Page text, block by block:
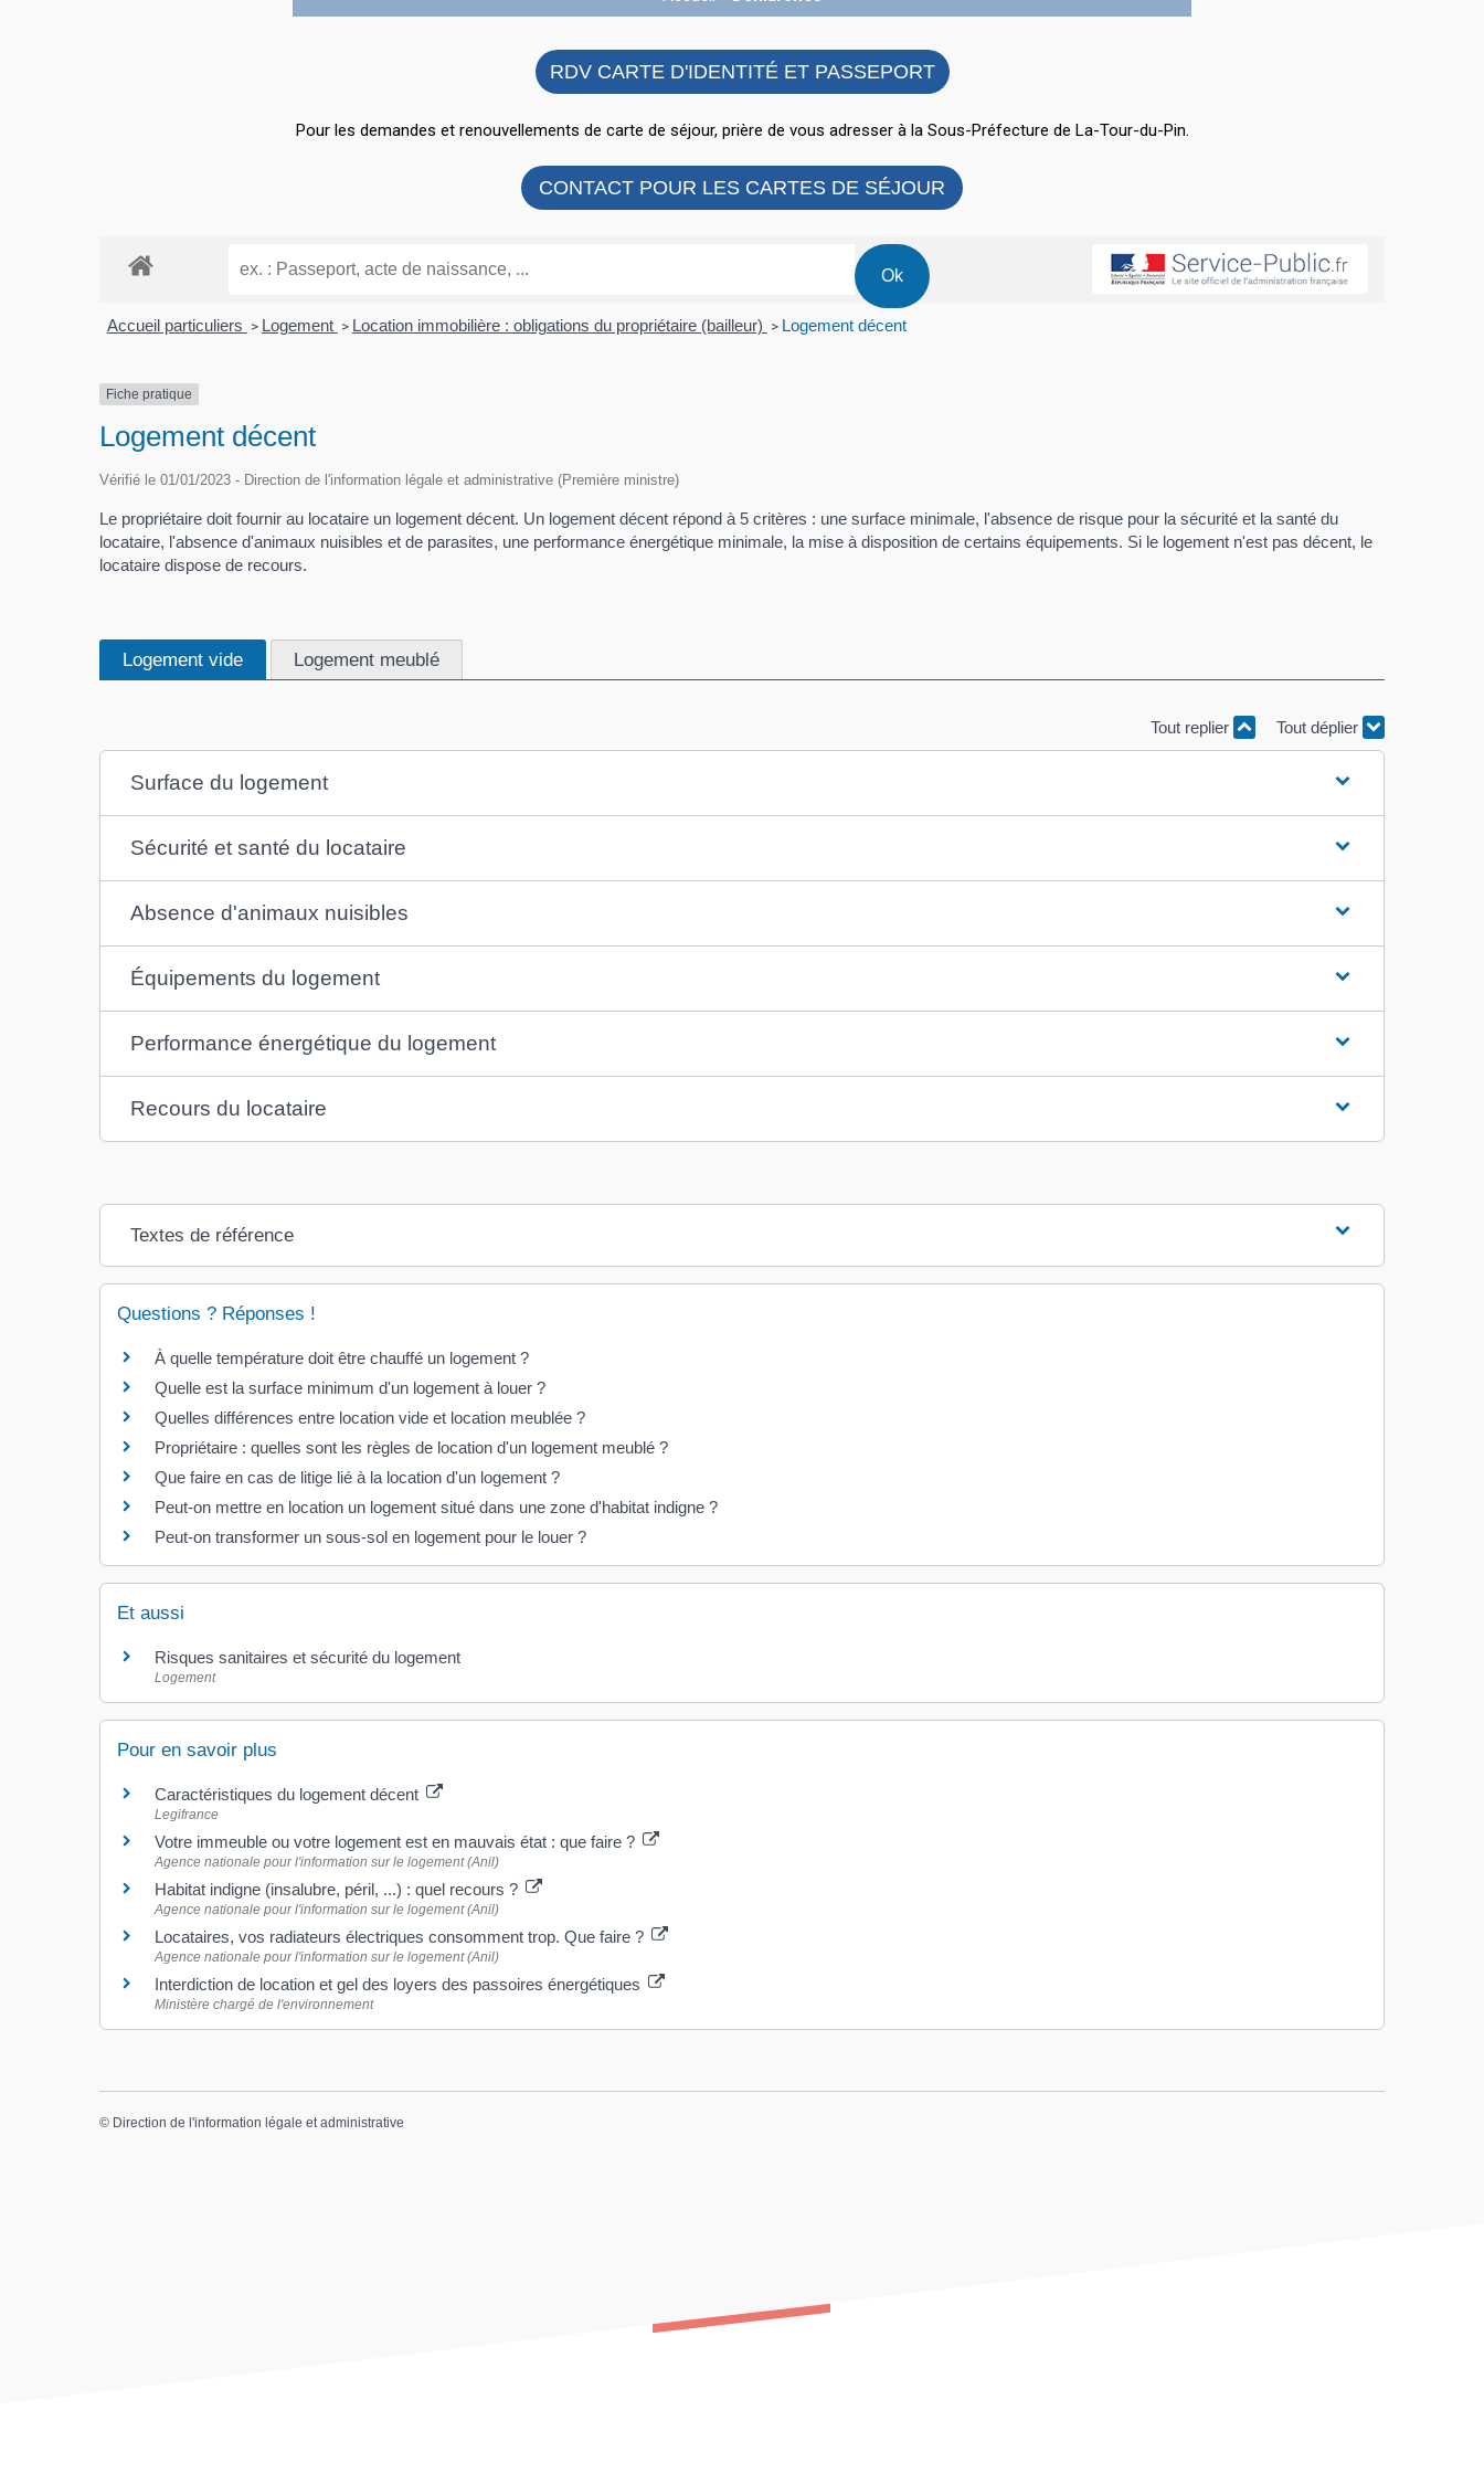
RDV CARTE D'IDENTITÉ ET PASSEPORT
Pour les demandes et renouvellements de carte de séjour, prière de vous adresser à la Sous-Préfecture de La-Tour-du-Pin.
CONTACT POUR LES CARTES DE SÉJOUR
Accueil particuliers > Logement > Location immobilière : obligations du propriétaire (bailleur) > Logement décent
Fiche pratique
Logement décent
Vérifié le 01/01/2023 - Direction de l'information légale et administrative (Première ministre)
Le propriétaire doit fournir au locataire un logement décent. Un logement décent répond à 5 critères : une surface minimale, l'absence de risque pour la sécurité et la santé du
locataire, l'absence d'animaux nuisibles et de parasites, une performance énergétique minimale, la mise à disposition de certains équipements. Si le logement n'est pas décent, le
locataire dispose de recours.
Logement vide Logement meublé
Tout replier Tout déplier
Surface du logement
Sécurité et santé du locataire
Absence d'animaux nuisibles
Équipements du logement
Performance énergétique du logement
Recours du locataire
Textes de référence
Questions ? Réponses !
À quelle température doit être chauffé un logement ?
Quelle est la surface minimum d'un logement à louer ?
Quelles différences entre location vide et location meublée ?
Propriétaire : quelles sont les règles de location d'un logement meublé ?
Que faire en cas de litige lié à la location d'un logement ?
Peut-on mettre en location un logement situé dans une zone d'habitat indigne ?
Peut-on transformer un sous-sol en logement pour le louer ?
Et aussi
Risques sanitaires et sécurité du logement
Logement
Pour en savoir plus
Caractéristiques du logement décent
Legifrance
Votre immeuble ou votre logement est en mauvais état : que faire ?
Agence nationale pour l'information sur le logement (Anil)
Habitat indigne (insalubre, péril, ...) : quel recours ?
Agence nationale pour l'information sur le logement (Anil)
Locataires, vos radiateurs électriques consomment trop. Que faire ?
Agence nationale pour l'information sur le logement (Anil)
Interdiction de location et gel des loyers des passoires énergétiques
Ministère chargé de l'environnement
© Direction de l'information légale et administrative